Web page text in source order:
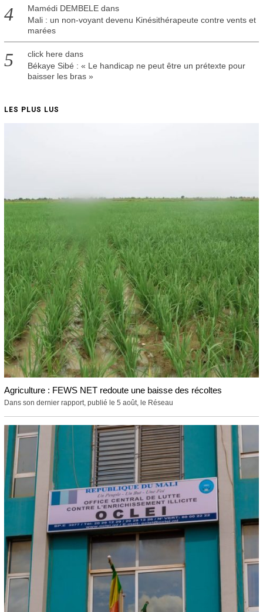
Mamédi DEMBELEdans
Mali : un non-voyant devenu Kinésithérapeute contre vents et
marées
click here dans
Békaye Sibé : « Le handicap ne peut être un prétexte pour
baisser les bras »
LES PLUS LUS
Agriculture : FEWS NET redoute une baisse des récoltes
Dans son dernier rapport, publié le 5 août, le Réseau